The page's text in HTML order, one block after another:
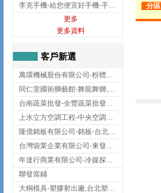
李克手機-給您便宜好手機-手機收購,屏東手機收購
更多
更多資料
客戶新選
萬環機械股份有限公司-粉體塗裝設備,輸送機,輸送機設備,台南輸送機
同仁堂國術獅藝館-舞龍舞獅,台中舞龍舞獅
台南蔬菜批發-全豐蔬菜批發專送/台南蔬菜箱宅配到府
上水立方空調工程-中央空調規劃,台北中央空調規劃
隆億銘板有限公司-銘板-台北銘板-板橋銘板
台灣袋業企業有限公司-東發企業社/台中太空袋/太空包
年達行商業有限公司-冷媒探漏儀,壓力錶組,真空泵浦,台北冷凍空調材料
聯發當鋪
大桐模具-塑膠射出廠,台北塑膠射出廠
分區